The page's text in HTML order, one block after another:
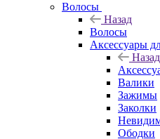
Волосы
Назад
Волосы
Аксессуары
Назад
Валики
Зажимы
Заколки
Ободки